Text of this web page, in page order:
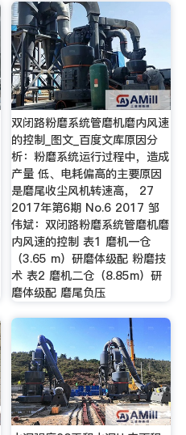
双闭路粉磨系统管磨机磨内风速
的控制_图文_百度文库原因分
析：粉磨系统运行过程中，造成
产量 低、电耗偏高的主要原因
是磨尾收尘风机转速高， 27
2017年第6期 No.6 2017 邹
伟斌：双闭路粉磨系统管磨机磨
内风速的控制 表1 磨机一仓
（3.65 m）研磨体级配 粉磨技
术 表2 磨机二仓（8.85m）研
磨体级配 磨尾负压